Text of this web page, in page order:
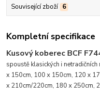
Související zboží 6
Kompletní specifikace
Kusový koberec BCF
spoustě klasickýchi netradičních
x 150cm, 100 x 150cm, 120 x
x 210cm/220cm, 180 x 250cm,